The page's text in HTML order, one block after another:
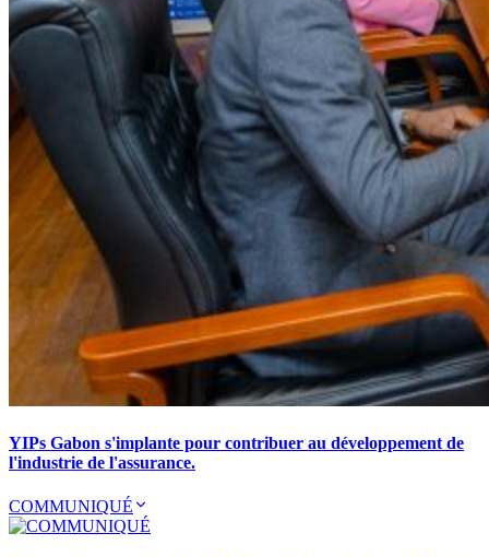
YIPs Gabon s'implante pour contribuer au développement de
l'industrie de l'assurance.
COMMUNIQUÉ